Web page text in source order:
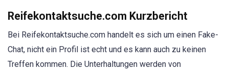
Reifekontaktsuche.com Kurzbericht
Bei Reifekontaktsuche.com handelt es sich um einen Fake-
Chat, nicht ein Profil ist echt und es kann auch zu keinen
Treffen kommen. Die Unterhaltungen werden von